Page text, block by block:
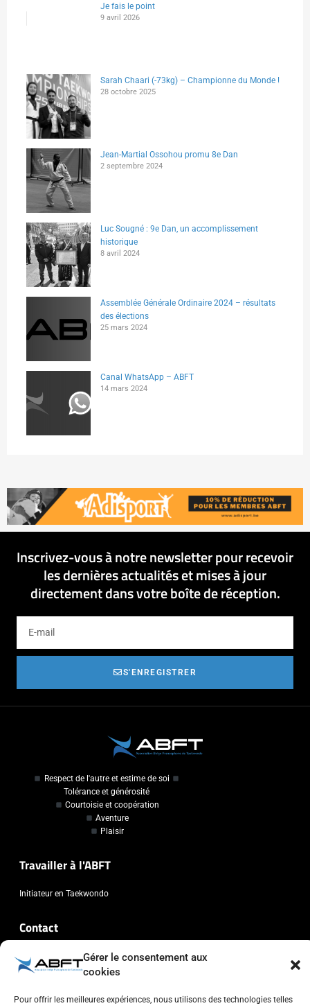
Gérer le consentement aux
cookies
Pour offrir les meilleures expériences, nous utilisons des technologies telles
Je fais le point
9 avril 2026
Sarah Chaari (-73kg) – Championne du Monde !
28 octobre 2025
Jean-Martial Ossohou promu 8e Dan
2 septembre 2024
Luc Sougné : 9e Dan, un accomplissement
historique
8 avril 2024
Assemblée Générale Ordinaire 2024 – résultats
des élections
25 mars 2024
Canal WhatsApp – ABFT
14 mars 2024
Inscrivez-vous à notre newsletter pour recevoir
les dernières actualités et mises à jour
directement dans votre boîte de réception.
S'ENREGISTRER
Respect de l'autre et estime de soi
Tolérance et générosité
Courtoisie et coopération
Aventure
Plaisir
Travailler à l'ABFT
Initiateur en Taekwondo
Contact
Association Belge Francophone de Taekwondo
Chaussée de Wavre, 2057 - 1160 Auderghem